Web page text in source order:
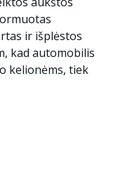
ir išplėstos
kad automobilis
kelionėms, tiek